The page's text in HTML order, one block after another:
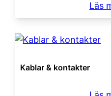
Läs
Kablar & kontakter